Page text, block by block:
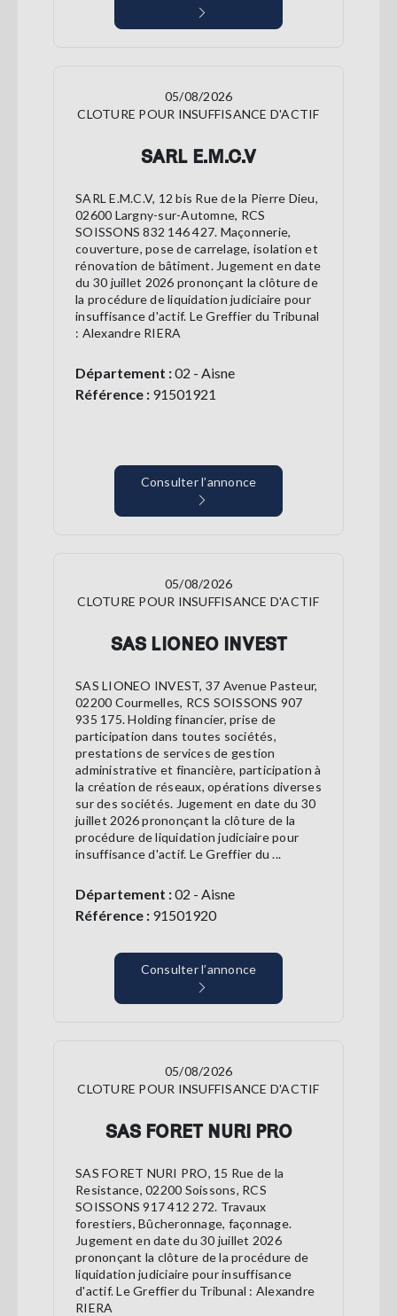
05/08/2026
CLOTURE POUR INSUFFISANCE D'ACTIF
SARL E.M.C.V
SARL E.M.C.V, 12 bis Rue de la Pierre Dieu,
02600 Largny-sur-Automne, RCS
SOISSONS 832 146 427. Maçonnerie,
couverture, pose de carrelage, isolation et
rénovation de bâtiment. Jugement en date
du 30 juillet 2026 prononçant la clôture de
la procédure de liquidation judiciaire pour
insuffisance d'actif. Le Greffier du Tribunal
: Alexandre RIERA
Département :02 - Aisne
Référence : 91501921
Consulter l’annonce
05/08/2026
CLOTURE POUR INSUFFISANCE D'ACTIF
SAS LIONEO INVEST
SAS LIONEO INVEST, 37 Avenue Pasteur,
02200 Courmelles, RCS SOISSONS 907
935 175. Holding financier, prise de
participation dans toutes sociétés,
prestations de services de gestion
administrative et financière, participation à
la création de réseaux, opérations diverses
sur des sociétés. Jugement en date du 30
juillet 2026 prononçant la clôture de la
procédure de liquidation judiciaire pour
insuffisance d'actif. Le Greffier du ...
Département :02 - Aisne
Référence : 91501920
Consulter l’annonce
05/08/2026
CLOTURE POUR INSUFFISANCE D'ACTIF
SAS FORET NURI PRO
SAS FORET NURI PRO, 15 Rue de la
Resistance, 02200 Soissons, RCS
SOISSONS 917 412 272. Travaux
forestiers, Bûcheronnage, façonnage.
Jugement en date du 30 juillet 2026
prononçant la clôture de la procédure de
liquidation judiciaire pour insuffisance
d'actif. Le Greffier du Tribunal : Alexandre
RIERA